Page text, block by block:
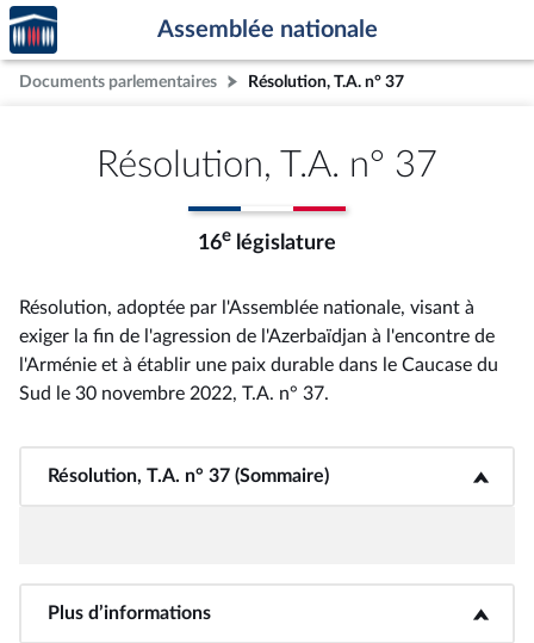
Aller au contenu
Aller en bas de la page
Accèder
à la
page
d'accueil
Assemblée nationale
Documents parlementaires Résolution, T.A. n° 37
Résolution, T.A. n° 37
16e législature
Résolution, adoptée par l'Assemblée nationale, visant à
exiger la fin de l'agression de l'Azerbaïdjan à l'encontre de
l'Arménie et à établir une paix durable dans le Caucase du
Sud le 30 novembre 2022, T.A. n° 37.
Résolution, T.A. n° 37 (Sommaire)
<b>Résolution, T.A. n° 37 (Sommaire)</b>
Plus d’informations<b>Plus d’informations</b>